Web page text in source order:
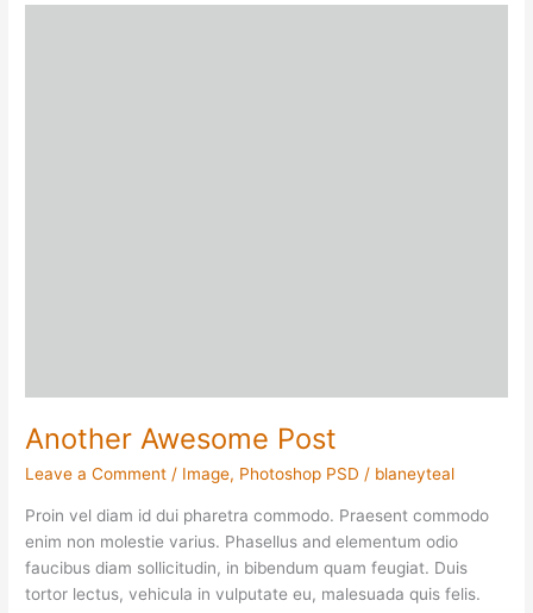
Another Awesome Post
Leave a Comment / Image, Photoshop PSD / blaneyteal
Proin vel diam id dui pharetra commodo. Praesent commodo
enim non molestie varius. Phasellus and elementum odio
faucibus diam sollicitudin, in bibendum quam feugiat. Duis
tortor lectus, vehicula in vulputate eu, malesuada quis felis.